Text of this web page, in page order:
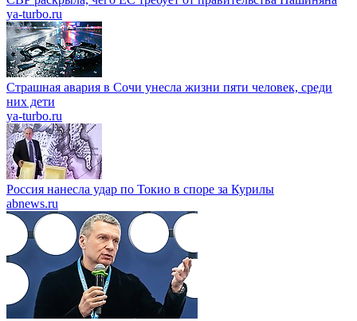
ya-turbo.ru
Страшная авария в Сочи унесла жизни пяти человек, среди
них дети
ya-turbo.ru
Россия нанесла удар по Токио в споре за Курилы
abnews.ru